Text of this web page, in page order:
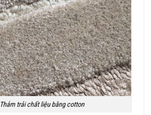
Thảm trải chất liệu bằng cotton